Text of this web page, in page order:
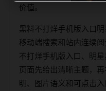
价值。
黑料不打烊手机版入口
移动端搜索和站内连续
不打烊手机版入口、明
页面先给出清晰主题，
明、图片语义和可点击